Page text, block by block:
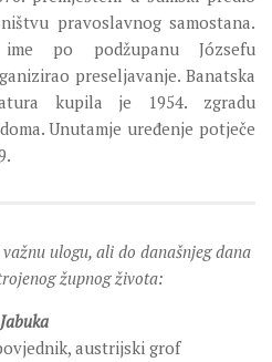
pravoslavnog samostana.
po podžupanu Józsefu
preseljavanje. Banatska
kupila je 1954. zgradu
Unutamje uređenje potječe
ulogu, ali do današnjeg dana
župnog života:
Jabuka
austrijski grof